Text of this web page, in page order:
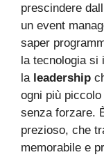
prescindere
un event
saper
la tecnologia si
la leadership
ogni più
senza forzare.
prezioso, che
memorabile e